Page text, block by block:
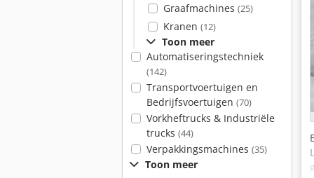
Graafmachines (25)
Kranen (12)
Toon meer
Automatiseringstechniek
(142)
Transportvoertuigen en
Bedrijfsvoertuigen (70)
Vorkheftrucks & Industriële
trucks (44)
Verpakkingsmachines (35)
Toon meer